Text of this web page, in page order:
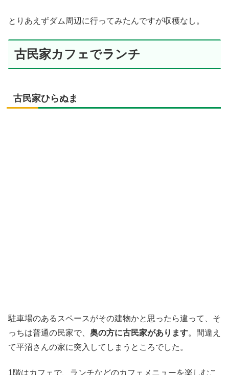
とりあえずダム周辺に行ってみたんですが収穫なし。
古民家カフェでランチ
古民家ひらぬま
駐車場のあるスペースがその建物かと思ったら違って、そ
っちは普通の民家で、 奥の方に古民家があります。間違え
て平沼さんの家に突入してしまうところでした。
1階はカフェで、ランチなどのカフェメニューを楽しむこ